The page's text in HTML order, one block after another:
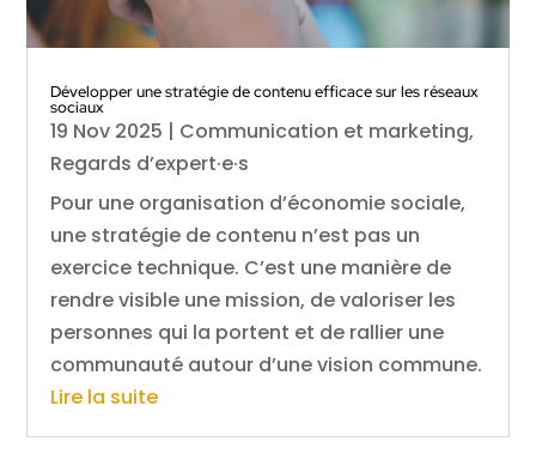
Développer une stratégie de contenu efficace sur les réseaux
sociaux
19 Nov 2025 | Communication et marketing,
Regards d’expert·e·s
Pour une organisation d’économie sociale,
une stratégie de contenu n’est pas un
exercice technique. C’est une manière de
rendre visible une mission, de valoriser les
personnes qui la portent et de rallier une
communauté autour d’une vision commune.
Lire la suite